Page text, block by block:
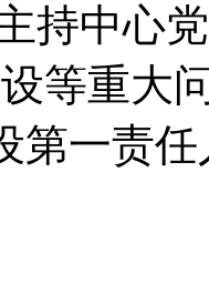
持中心
等重大
第一责